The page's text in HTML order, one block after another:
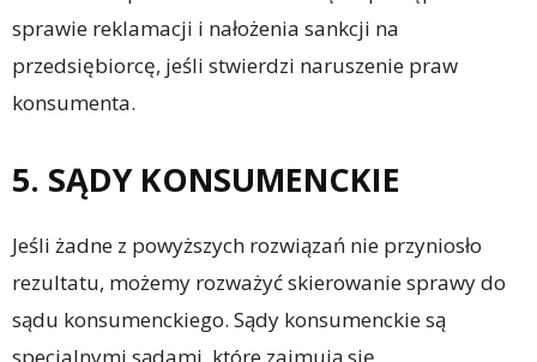
sprawie reklamacji i nałożenia sankcji na
przedsiębiorcę, jeśli stwierdzi naruszenie praw
konsumenta.
5. SĄDY KONSUMENCKIE
Jeśli żadne z powyższych rozwiązań nie przyniosło
rezultatu, możemy rozważyć skierowanie sprawy do
sądu konsumenckiego. Sądy konsumenckie są